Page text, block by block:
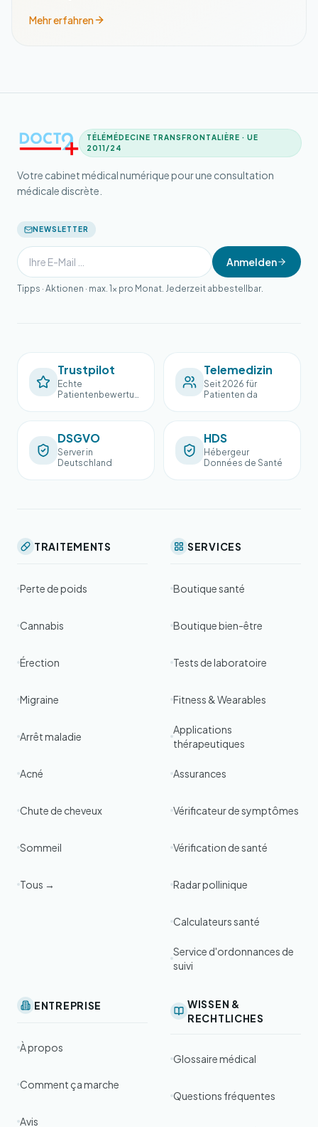
Mehr erfahren
TÉLÉMÉDECINE TRANSFRONTALIÈRE · UE
2011/24
Votre cabinet médical numérique pour une consultation
médicale discrète.
NEWSLETTER
Anmelden
Tipps · Aktionen · max. 1× pro Monat. Jederzeit abbestellbar.
Trustpilot
Echte
Patientenbewertun
Telemedizin
Seit 2026 für
Patienten da
DSGVO
Server in
Deutschland
HDS
Hébergeur
Données de Santé
TRAITEMENTS
Perte de poids
Cannabis
Érection
Migraine
Arrêt maladie
Acné
Chute de cheveux
Sommeil
Tous →
SERVICES
Boutique santé
Boutique bien-être
Tests de laboratoire
Fitness & Wearables
Applications
thérapeutiques
Assurances
Vérificateur de symptômes
Vérification de santé
Radar pollinique
Calculateurs santé
Service d'ordonnances de
suivi
ENTREPRISE
À propos
Comment ça marche
Avis
WISSEN &
RECHTLICHES
Glossaire médical
Questions fréquentes